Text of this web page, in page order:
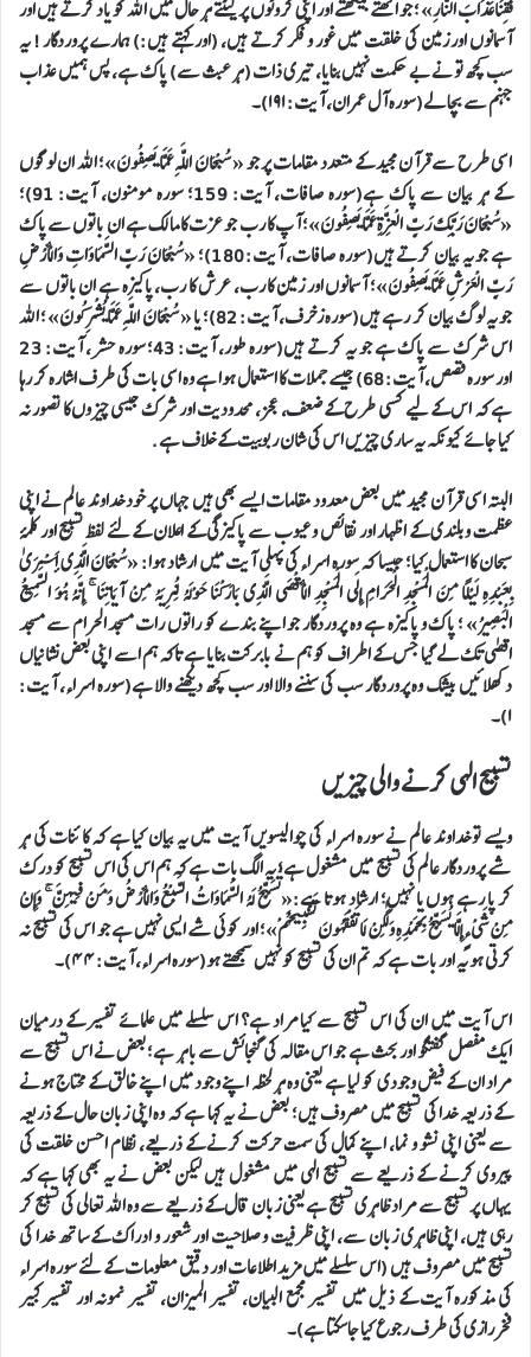
فَقِنَا عَذَابَ النَّارِ» ؛ جو اٹھتے بیٹھتے اور اپنی کروٹوں پر لیٹتے ہر حال میں اللہ کو یاد کرتے ہیں اور
آسمانوں اور زمین کی خلقت میں غور و فکر کرتے ہیں، (اور کہتے ہیں:) ہمارے پروردگار ! یہ
سب کچھ تو نے بے حکمت نہیں بنایا، تیری ذات (ہر عبث سے) پاک ہے، پس ہمیں عذاب
جہنم سے بچا لے(سورہ آل عمران، آیت: ١٩١)۔
اسی طرح سےقرآن مجید کے متعدد مقامات پر جو « سُبْحَانَ اللَّهِ عَمَّا يَصِفُونَ»؛ اللہ ان لوگوں
کے ہر بیان سے پاک ہے(سورہ صافات، آیت: 159؛ سورہ مومنون، آیت: 91)؛
«سُبْحَانَ رَبِّكَ رَبِّ الْعِزَّةِ عَمَّا يَصِفُونَ»؛ آپ کا رب جو عزت کا مالک ہے ان باتوں سے پاک
ہے جو یہ بیان کرتے ہیں(سورہ صافات، آیت: 180)؛ «سُبْحَانَ رَبِّ السَّمَاوَاتِ وَالْأَرْضِ
رَبِّ الْعَرْشِ عَمَّا يَصِفُونَ»؛ آسمانوں اور زمین کا رب، عرش کا رب، پاکیزہ ہے ان باتوں سے
جو یہ لوگ بیان کر رہے ہیں(سورہ زخرف، آیت: 82)؛ یا « سُبْحَانَ اللَّهِ عَمَّا يُشْرِكُونَ» ؛ اللہ
اس شرک سے پاک ہے جو یہ کرتے ہیں(سورہ طور، آیت: 43؛ سورہ حشر، آیت: 23
اور سورہ قصص، آیت: 68) جیسے جملات کا استعمال ہوا ہے وہ اسی بات کی طرف اشارہ کر رہا
ہے کہ اس کے لیے کسی طرح کے ضعف، عجز، محدودیت اور شرک جیسی چیزوں کا تصور نہ
کیا جائے کیونکہ یہ ساری چیزیں اس کی شان ربوبیت کے خلاف ہے.
البتہ اسی قرآن مجید میں بعض معدود مقامات ایسے بھی ہیں جہاں پر خود خداوند عالم نے اپنی
عظمت و بلندی کے اظہار اور نقائص و عیوب سے پاکیزگی کے اعلان کے لئے لفظ تسبیح اور کلمۂ
سبحان کا استعمال کیا؛ جیسا کہ سورہ اسراء کی پہلی آیت میں ارشاد ہوا: «سُبْحَانَ الَّذِي أَسْرَىٰ
بِعَبْدِهِ لَيْلًا مِنَ الْمَسْجِدِ الْحَرَامِ إِلَى الْمَسْجِدِ الْأَقْصَى الَّذِي بَارَكْنَا حَوْلَهُ لِنُرِيَهُ مِنْ آيَاتِنَا ۚ إِنَّهُ هُوَ السَّمِيعُ
الْبَصِيرُ» ؛ پاک و پاکیزہ ہے وہ پروردگار جو اپنے بندے کو راتوں رات مسجد الحرام سے مسجد
اقصٰی تک لے گیا جس کے اطراف کو ہم نے بابرکت بنایا ہے تاکہ ہم اسے اپنی بعض نشانیاں
دکھلائیں بیشک وہ پروردگار سب کی سننے والا اور سب کچھ دیکھنے والا ہے(سورہ اسراء، آیت:
١)۔
تسبیح الہی کرنے والی چیزیں
ویسے تو خداوند عالم نے سورہ اسراء کی چوالیسویں آیت میں یہ بیان کیا ہے کہ کائنات کی ہر
شے پروردگار عالم کی تسبیح میں مشغول ہے؛ یہ الگ بات ہے کہ ہم اس کی اس تسبیح کو درک
کر پا رہے ہوں یا نہیں؛ ارشاد ہوتا ہے:«تُسَبِّحُ لَهُ السَّمَاوَاتُ السَّبْعُ وَالْأَرْضُ وَمَنْ فِيهِنَّ ۚ وَإِنْ
مِنْ شَيْءٍ إِلَّا يُسَبِّحُ بِحَمْدِهِ وَلَٰكِنْ لَا تَفْقَهُونَ تَسْبِيحَهُمْ»؛ اور کوئی شے ایسی نہیں ہے جو اس کی تسبیح نہ
کرتی ہو یہ اور بات ہے کہ تم ان کی تسبیح کو نہیں سمجھتے ہو(سورہ اسراء، آیت: ٤٤)۔
اس آیت میں ان کی اس تسبیح سے کیا مراد ہے؟ اس سلسلے میں علمائے تفسیر کے درمیان
ایک مفصل گفتگو اور بحث ہے جو اس مقالہ کی گنجائش سے باہر ہے؛ بعض نے اس تسبیح سے
مراد ان کے فیض وجودی کو لیا ہے یعنی وہ ہر لحظہ اپنے وجود میں اپنے خالق کے محتاج ہونے
کے ذریعہ خدا کی تسبیح میں مصروف ہیں؛ بعض نے یہ کہا ہے کہ وہ اپنی زبان حال کے ذریعہ
سے یعنی اپنی نشو و نما، اپنے کمال کی سمت حرکت کرنے کے ذریعے، نظام احسن خلقت کی
پیروی کرنے کے ذریعے سے تسبیح الہی میں مشغول ہیں لیکن بعض نے یہ بھی کہا ہے کہ
یہاں پر تسبیح سے مراد ظاہری تسبیح ہے یعنی زبان قال کے ذریعے سے وہ اللہ تعالی کی تسبیح کر
رہی ہیں، اپنی ظاہری زبان سے، اپنی ظرفیت و صلاحیت اور شعور و ادراک کے ساتھ خدا کی
تسبیح میں مصروف ہیں (اس سلسلے میں مزید اطلاعات اور دقیق معلومات کے لئے سورہ اسراء
کی مذکورہ آیت کے ذیل میں تفسیر مجمع البیان، تفسیر المیزان، تفسیر نمونہ اور تفسیر کبیر
فخررازی کی طرف رجوع کیا جاسکتا ہے)۔